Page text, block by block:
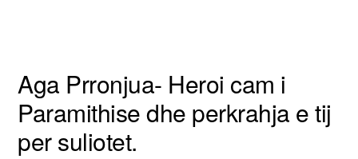
Aga Prronjua- Heroi cam i
Paramithise dhe perkrahja e tij
per suliotet.